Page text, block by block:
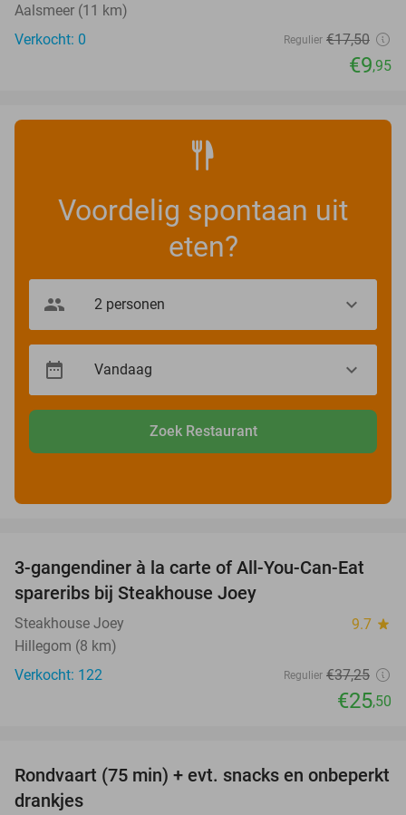
Aalsmeer (11 km)
Verkocht: 0
Regulier €17,50
€9,95
Voordelig spontaan uit
eten?
Zoek Restaurant
32%
3-gangendiner à la carte of All-You-Can-Eat
spareribs bij Steakhouse Joey
Steakhouse Joey 9.7 star
Hillegom (8 km)
Verkocht: 122
Regulier €37,25
€25,50
50%
Rondvaart (75 min) + evt. snacks en onbeperkt
drankjes